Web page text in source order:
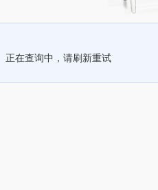
正在查询中，请刷新重试